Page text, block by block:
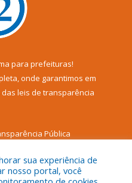
para prefeituras!
onde garantimos em
leis de transparência
Pública
sua experiência de
nosso portal, você